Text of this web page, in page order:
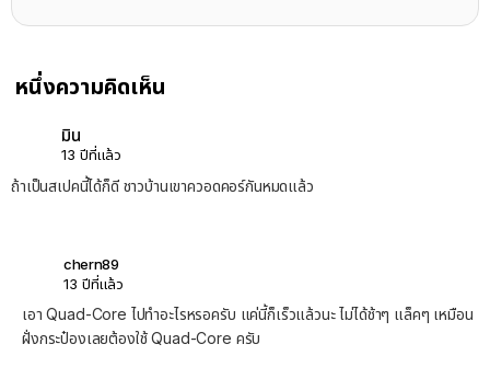
หนึ่งความคิดเห็น
มิน
13 ปีที่แล้ว
ถ้าเป็นสเปคนี้ได้ก็ดี ชาวบ้านเขาควอดคอร์กันหมดแล้ว
chern89
13 ปีที่แล้ว
เอา Quad-Core ไปทำอะไรหรอครับ แค่นี้ก็เร็วแล้วนะ ไม่ได้ช้าๆ แล็คๆ เหมือน
ฝั่งกระป๋องเลยต้องใช้ Quad-Core ครับ